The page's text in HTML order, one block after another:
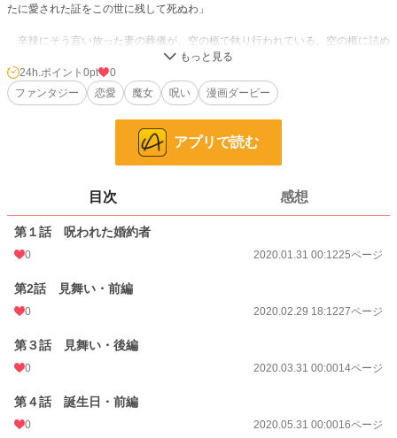
たに愛された証をこの世に残して死ぬわ」
辛辣にそう言い放った妻の葬儀が、空の柩で執り行われている。空の柩に詰め
て埋めてしまう想いと、心の裡に秘める記憶の物語。
※小説版からのセルフコミカライズ。只今2か月に1回ペースで更新中。次話は1
1月30日0時予定。
8,554 位 / 8,554 件
24h.ポイント 0 pt
更新日時 2020.11.30 06:14
年間ポイント
24h.ポイント 0pt
0
ファンタジー
恋愛 魔女 呪い 漫画ダービー
アプリで読む
目次 感想
第１話 呪われた婚約者
0 2020.01.31 00:1225ページ
第2話 見舞い・前編
0 2020.02.29 18:1227ページ
第３話 見舞い・後編
0 2020.03.31 00:0014ページ
第４話 誕生日・前編
0 2020.05.31 00:0016ページ